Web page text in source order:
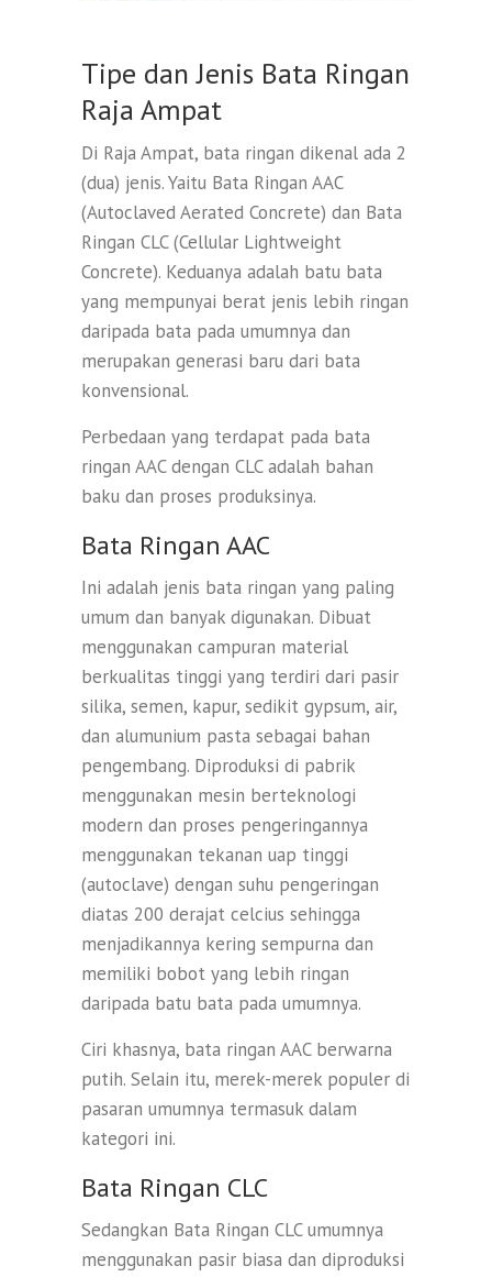
Tipe dan Jenis Bata Ringan
Raja Ampat
Di Raja Ampat, bata ringan dikenal ada 2
(dua) jenis. Yaitu Bata Ringan AAC
(Autoclaved Aerated Concrete) dan Bata
Ringan CLC (Cellular Lightweight
Concrete). Keduanya adalah batu bata
yang mempunyai berat jenis lebih ringan
daripada bata pada umumnya dan
merupakan generasi baru dari bata
konvensional.
Perbedaan yang terdapat pada bata
ringan AAC dengan CLC adalah bahan
baku dan proses produksinya.
Bata Ringan AAC
Ini adalah jenis bata ringan yang paling
umum dan banyak digunakan. Dibuat
menggunakan campuran material
berkualitas tinggi yang terdiri dari pasir
silika, semen, kapur, sedikit gypsum, air,
dan alumunium pasta sebagai bahan
pengembang. Diproduksi di pabrik
menggunakan mesin berteknologi
modern dan proses pengeringannya
menggunakan tekanan uap tinggi
(autoclave) dengan suhu pengeringan
diatas 200 derajat celcius sehingga
menjadikannya kering sempurna dan
memiliki bobot yang lebih ringan
daripada batu bata pada umumnya.
Ciri khasnya, bata ringan AAC berwarna
putih. Selain itu, merek-merek populer di
pasaran umumnya termasuk dalam
kategori ini.
Bata Ringan CLC
Sedangkan Bata Ringan CLC umumnya
menggunakan pasir biasa dan diproduksi